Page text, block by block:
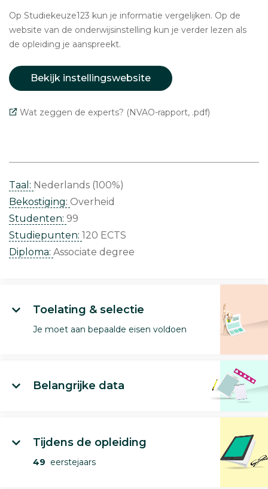
Op Studiekeuze123 kun je informatie vergelijken. Op de
website van de onderwijsinstelling kun je verder lezen als
de opleiding je aanspreekt.
Bekijk instellingswebsite
Wat zeggen de experts? (NVAO-rapport, .pdf)
Taal: Nederlands (100%)
Bekostiging: Overheid
Studenten: 99
Studiepunten: 120 ECTS
Diploma: Associate degree
Toelating & selectie
Je moet aan bepaalde eisen voldoen
Belangrijke data
Tijdens de opleiding
49 eerstejaars